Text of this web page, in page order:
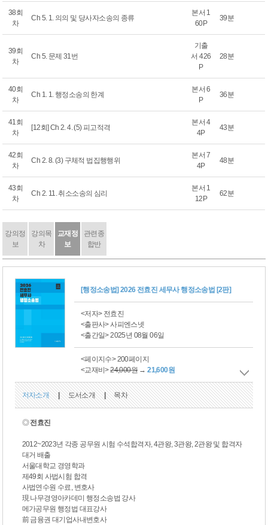
38회
차
Ch 5. 1. 의의 및 당사자소송의 종류
본서 1
60P
39분
39회
차
Ch 5. 문제 31번
기출
서 426
P
28분
40회
차
Ch 1. 1. 행정소송의 한계
본서 6
P
36분
41회
차
[12회] Ch 2. 4. (5) 피고적격
본서 4
4P
43분
42회
차
Ch 2. 8. (3) 구체적 법집행행위
본서 7
4P
48분
43회
차
Ch 2. 11. 취소소송의 심리
본서 1
12P
62분
강의정
보
강의목
차
교재정
보
관련종
합반
[행정소송법] 2026 전효진 세무사 행정소송법 [2판]
<저자> 전효진
<출판사> 사피엔스넷
<출간일> 2025년 08월 06일
<페이지수> 200페이지
<교재비>24,000원 →21,600원
저자소개 | 도서소개 | 목차
◎전효진
2012~2023년 각종 공무원 시험 수석합격자, 4관왕, 3관왕, 2관왕 및 합격자
대거 배출
서울대학교 경영학과
제49회 사법시험 합격
사법연수원 수료, 변호사
現 나무경영아카데미 행정소송법 강사
메가공무원 행정법 대표강사
前 금융권 대기업사내변호사